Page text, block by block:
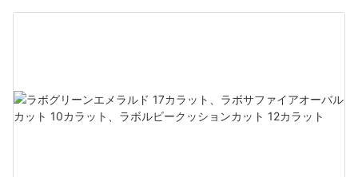
ーンのラボグロウンダイヤモンド